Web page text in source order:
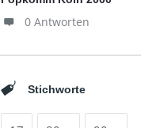
0 Antworten
Stichworte